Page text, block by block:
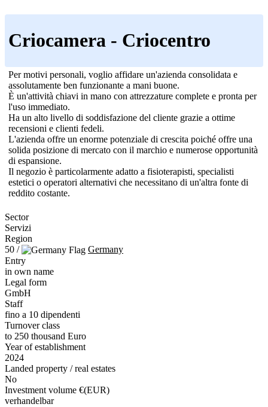
Criocamera - Criocentro
Per motivi personali, voglio affidare un'azienda consolidata e
assolutamente ben funzionante a mani buone.
È un'attività chiavi in mano con attrezzature complete e pronta per
l'uso immediato.
Ha un alto livello di soddisfazione del cliente grazie a ottime
recensioni e clienti fedeli.
L'azienda offre un enorme potenziale di crescita poiché offre una
solida posizione di mercato con il marchio e numerose opportunità
di espansione.
Il negozio è particolarmente adatto a fisioterapisti, specialisti
estetici o operatori alternativi che necessitano di un'altra fonte di
reddito costante.
Sector
Servizi
Region
50 /
Germany
Entry
in own name
Legal form
GmbH
Staff
fino a 10 dipendenti
Turnover class
to 250 thousand Euro
Year of establishment
2024
Landed property / real estates
No
Investment volume €(EUR)
verhandelbar